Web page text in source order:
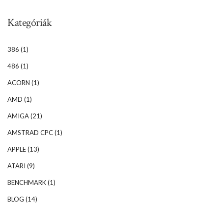
Kategóriák
386 (1)
486 (1)
ACORN (1)
AMD (1)
AMIGA(21)
AMSTRAD CPC(1)
APPLE(13)
ATARI (9)
BENCHMARK(1)
BLOG (14)